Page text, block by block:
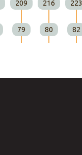
209 216 223
79 80 82